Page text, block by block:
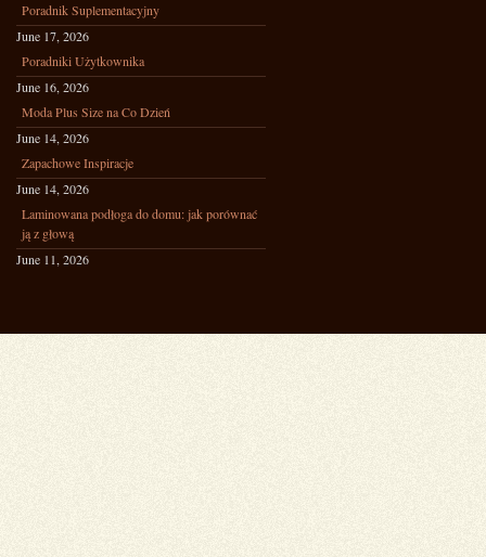
Poradnik Suplementacyjny
June 17, 2026
Poradniki Użytkownika
June 16, 2026
Moda Plus Size na Co Dzień
June 14, 2026
Zapachowe Inspiracje
June 14, 2026
Laminowana podłoga do domu: jak porównać
ją z głową
June 11, 2026